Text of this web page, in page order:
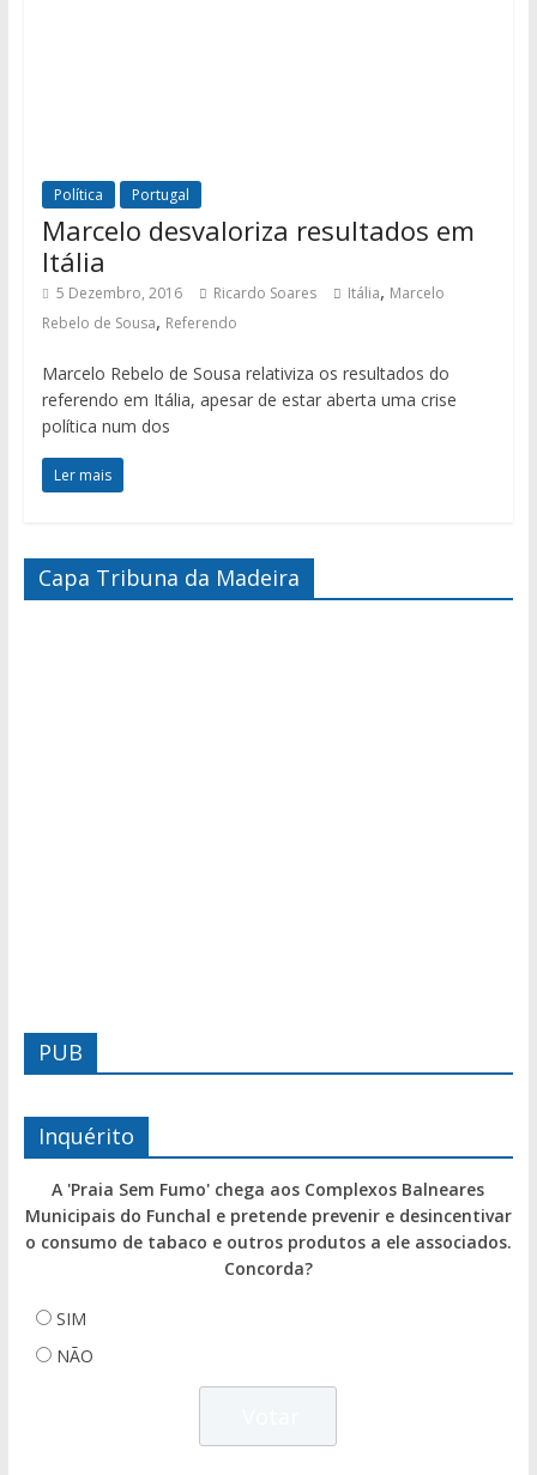
Política Portugal
Marcelo desvaloriza resultados em
Itália
5 Dezembro, 2016 Ricardo Soares Itália, Marcelo
Rebelo de Sousa, Referendo
Marcelo Rebelo de Sousa relativiza os resultados do
referendo em Itália, apesar de estar aberta uma crise
política num dos
Ler mais
Capa Tribuna da Madeira
PUB
Inquérito
A 'Praia Sem Fumo' chega aos Complexos Balneares
Municipais do Funchal e pretende prevenir e desincentivar
o consumo de tabaco e outros produtos a ele associados.
Concorda?
SIM
NÃO